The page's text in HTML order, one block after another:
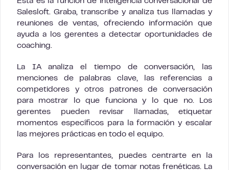
Salesloft. Graba, transcribe y analiza tus llamadas y
reuniones de ventas, ofreciendo información que
ayuda a los gerentes a detectar oportunidades de
coaching.
La IA analiza el tiempo de conversación, las
menciones de palabras clave, las referencias a
competidores y otros patrones de conversación
para mostrar lo que funciona y lo que no. Los
gerentes pueden revisar llamadas, etiquetar
momentos específicos para la formación y escalar
las mejores prácticas en todo el equipo.
Para los representantes, puedes centrarte en la
conversación en lugar de tomar notas frenéticas. La